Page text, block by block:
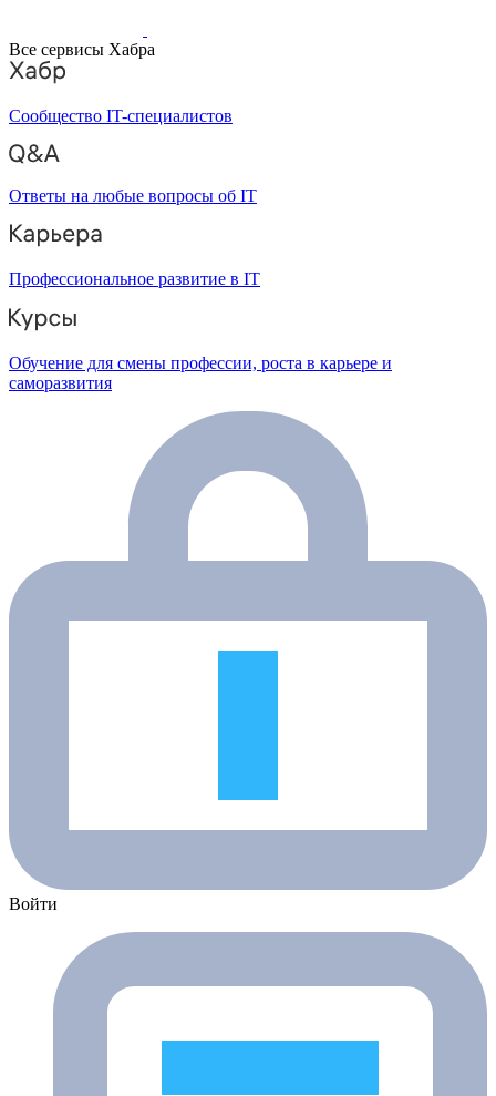
Все сервисы Хабра
Сообщество IT-специалистов
Ответы на любые вопросы об IT
Профессиональное развитие в IT
Обучение для смены профессии, роста в карьере и
саморазвития
Войти